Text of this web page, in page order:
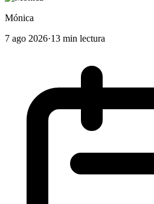
Mónica
7 ago 2026·13 min lectura